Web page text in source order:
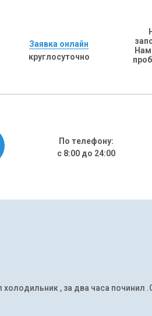
Заявка онлайн
круглосуточно
Нам
По телефону:
с 8:00 до 24:00
холодильник , за два часа починил